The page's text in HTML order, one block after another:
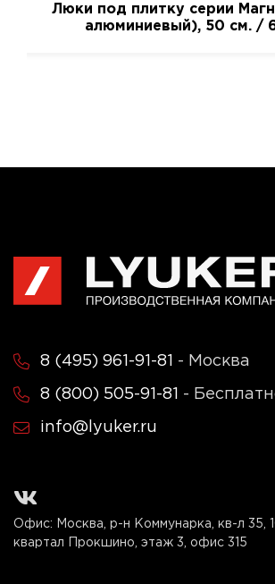
Люки под плитку серии
алюминиевый), 50 см. /
8 (495) 961-91-81 - Москва
8 (800) 505-91-81 -
info@lyuker.ru
Офис: Москва, р-н Коммунарка, кв-л 35,
квартал Прокшино, этаж 3, офис 315